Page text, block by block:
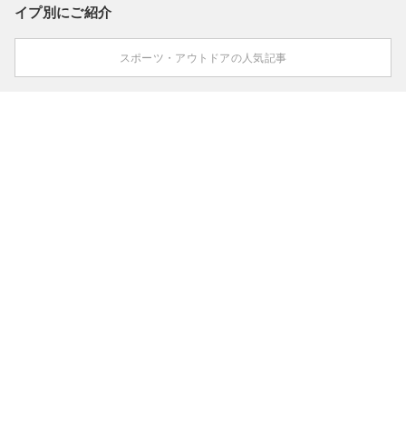
イプ別にご紹介
スポーツ・アウトドアの人気記事